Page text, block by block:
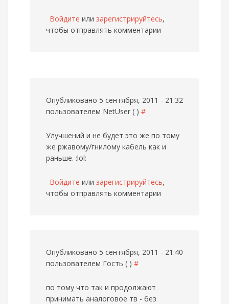
Войдите или зарегистрируйтесь,
чтобы отправлять комментарии
Опубликовано 5 сентября, 2011 - 21:32
пользователем NetUser ( ) #
Улучшений и не будет это же по тому
же ржавому/гнилому кабель как и
раньше. :lol:
Войдите или зарегистрируйтесь,
чтобы отправлять комментарии
Опубликовано 5 сентября, 2011 - 21:40
пользователем Гость ( ) #
по тому что так и продолжают
принимать аналоговое тв - без